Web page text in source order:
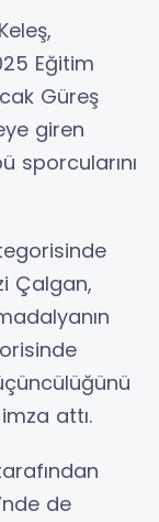
Eğitim
Güreş
giren
sporcularını
Çalgan,
attı.
de